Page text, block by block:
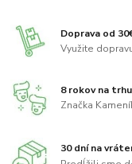
Doprava od
Využite
8 rokov na trhu
Značka
30 dní na